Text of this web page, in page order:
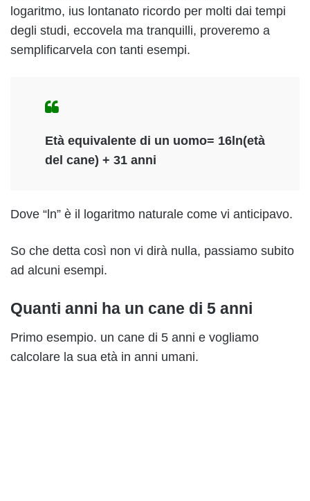
logaritmo, ius lontanato ricordo per molti dai tempi
degli studi, eccovela ma tranquilli, proveremo a
semplificarvela con tanti esempi.
Età equivalente di un uomo= 16ln(età
del cane) + 31 anni
Dove “ln” è il logaritmo naturale come vi anticipavo.
So che detta così non vi dirà nulla, passiamo subito
ad alcuni esempi.
Quanti anni ha un cane di 5 anni
Primo esempio. un cane di 5 anni e vogliamo
calcolare la sua età in anni umani.